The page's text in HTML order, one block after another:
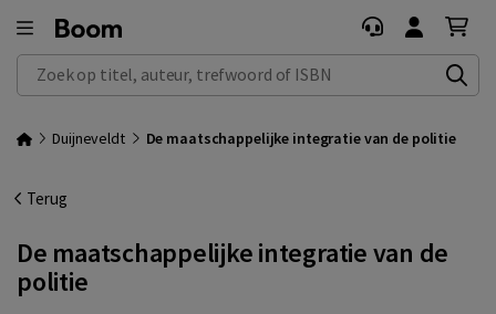
Zoek op titel, auteur, trefwoord of ISBN
Duijneveldt De maatschappelijke integratie van de politie
Terug
De maatschappelijke integratie van de
politie